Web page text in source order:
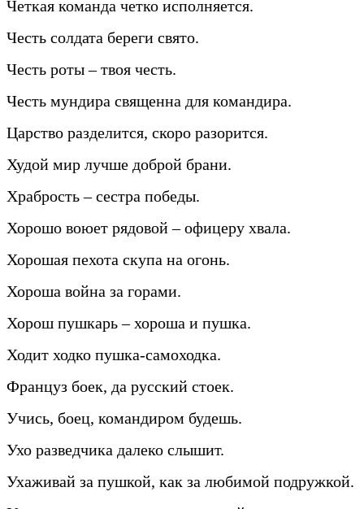
Четкая команда четко исполняется.
Честь солдата береги свято.
Честь роты – твоя честь.
Честь мундира священна для командира.
Царство разделится, скоро разорится.
Худой мир лучше доброй брани.
Храбрость – сестра победы.
Хорошо воюет рядовой – офицеру хвала.
Хорошая пехота скупа на огонь.
Хороша война за горами.
Хорош пушкарь – хороша и пушка.
Ходит ходко пушка-самоходка.
Француз боек, да русский стоек.
Учись, боец, командиром будешь.
Ухо разведчика далеко слышит.
Ухаживай за пушкой, как за любимой подружкой.